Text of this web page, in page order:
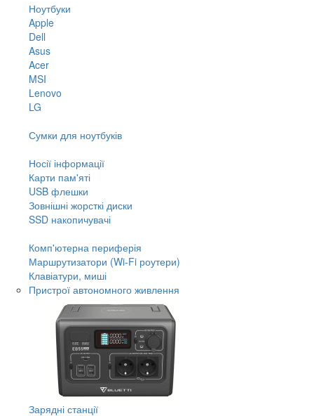
Ноутбуки
Apple
Dell
Asus
Acer
MSI
Lenovo
LG
Сумки для ноутбуків
Носії інформації
Карти пам'яті
USB флешки
Зовнішні жорсткі диски
SSD накопичувачі
Комп'ютерна периферія
Маршрутизатори (Wi-Fi роутери)
Клавіатури, миші
Пристрої автономного живлення
Зарядні станції